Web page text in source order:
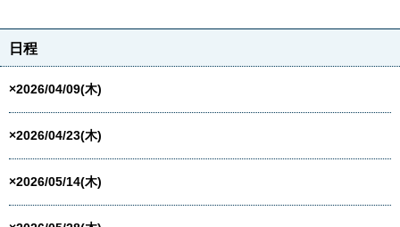
日程
×2026/04/09(木)
×2026/04/23(木)
×2026/05/14(木)